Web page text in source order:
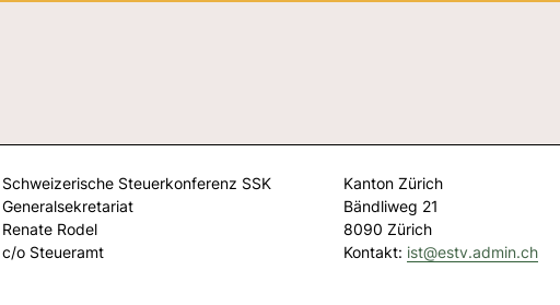
Schweizerische Steuerkonferenz SSK
Generalsekretariat
Renate Rodel
c/o Steueramt
Kanton Zürich
Bändliweg 21
8090 Zürich
Kontakt: ist@estv.admin.ch